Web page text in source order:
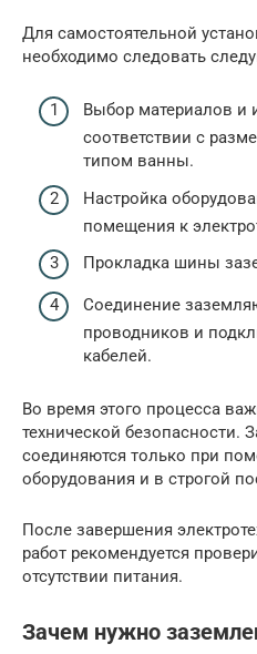
Для самостоятельной
необходимо следовать
Выбор материалов и
соответствии с
типом ванны.
Настройка
помещения к
Прокладка шины
Соединение
проводников и
кабелей.
Во время этого процесса
технической безопасности.
соединяются только при
оборудования и в строгой
После завершения
работ рекомендуется
отсутствии питания.
Зачем нужно